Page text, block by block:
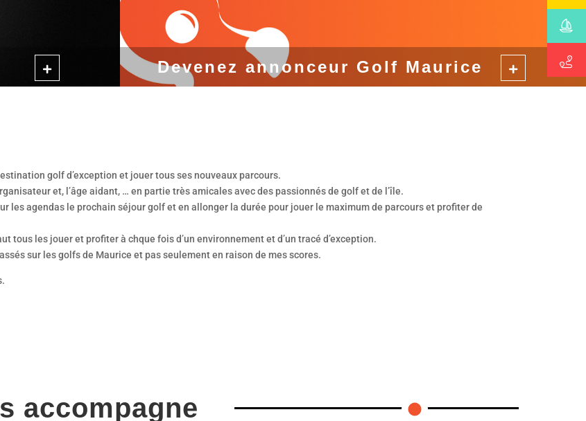
Devenez annonceur Golf Maurice
golf d’exception et jouer tous ses nouveaux parcours.
et, l’âge aidant, … en partie très amicales avec des passionnés de golf et de l’île.
les agendas le prochain séjour golf et en allonger la durée pour jouer le maximum de parcours et profiter de
tous les jouer et profiter à chque fois d’un environnement et d’un tracé d’exception.
sur les golfs de Maurice et pas seulement en raison de mes scores.
accompagne